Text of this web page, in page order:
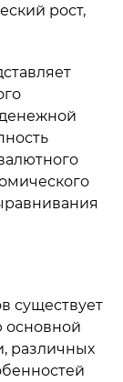
рост,
существует
основной
различных